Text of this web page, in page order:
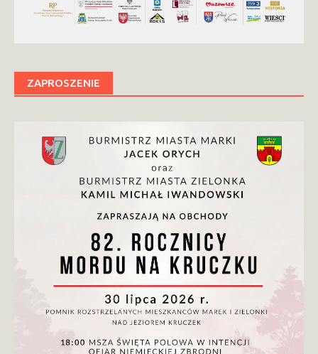
ZAPROSZENIE